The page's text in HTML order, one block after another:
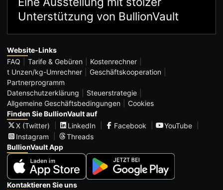
Unterstützung von BullionVault
Website-Links
FAQ
Tarife & Gebüren
Kostenrechner
t Unzen/kg-Umrechner
Geschäftskooperation
Partnerprogramm
Datenschutzerklärung
Steuerstrategie
Allgemeine Geschäftsbedingungen
Cookies
Finden Sie BullionVault auf
X (Twitter)
LinkedIn Facebook
YouTube
Instagram
Threads
BullionVault App
Kontaktieren Sie uns